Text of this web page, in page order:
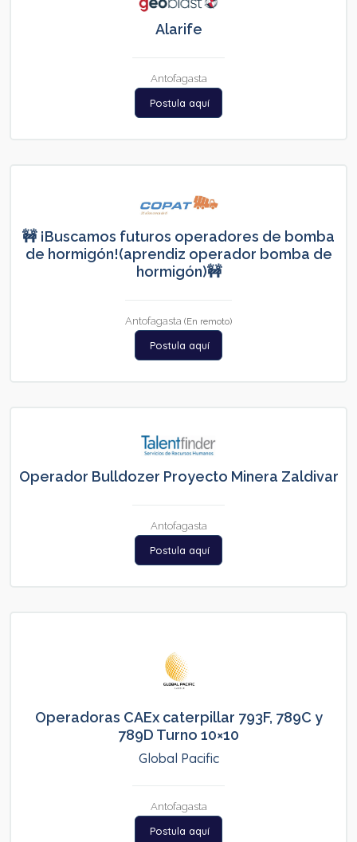
Alarife
Antofagasta
Postula aquí
🚧 ¡Buscamos futuros operadores de bomba
de hormigón!(aprendiz operador bomba de
hormigón)🚧
Antofagasta (En remoto)
Postula aquí
Operador Bulldozer Proyecto Minera Zaldivar
Antofagasta
Postula aquí
Operadoras CAEx caterpillar 793F, 789C y
789D Turno 10×10
Global Pacific
Antofagasta
Postula aquí